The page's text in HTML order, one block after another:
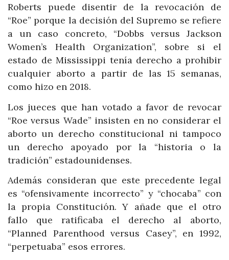
Roberts puede disentir de la revocación de
“Roe” porque la decisión del Supremo se refiere
a un caso concreto, “Dobbs versus Jackson
Women’s Health Organization”, sobre si el
estado de Mississippi tenía derecho a prohibir
cualquier aborto a partir de las 15 semanas,
como hizo en 2018.
Los jueces que han votado a favor de revocar
“Roe versus Wade” insisten en no considerar el
aborto un derecho constitucional ni tampoco
un derecho apoyado por la “historia o la
tradición” estadounidenses.
Además consideran que este precedente legal
es “ofensivamente incorrecto” y “chocaba” con
la propia Constitución. Y añade que el otro
fallo que ratificaba el derecho al aborto,
“Planned Parenthood versus Casey”, en 1992,
“perpetuaba” esos errores.